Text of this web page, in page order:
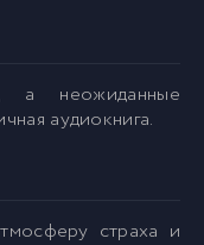
а неожиданные
аудиокнига.
страха и